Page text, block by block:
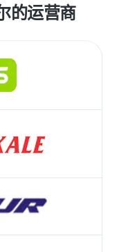
的运营商